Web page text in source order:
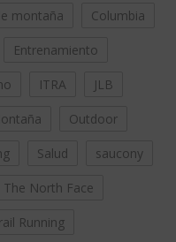
montaña Columbia
Entrenamiento
ITRA JLB
Outdoor
Salud saucony
The North Face
Running